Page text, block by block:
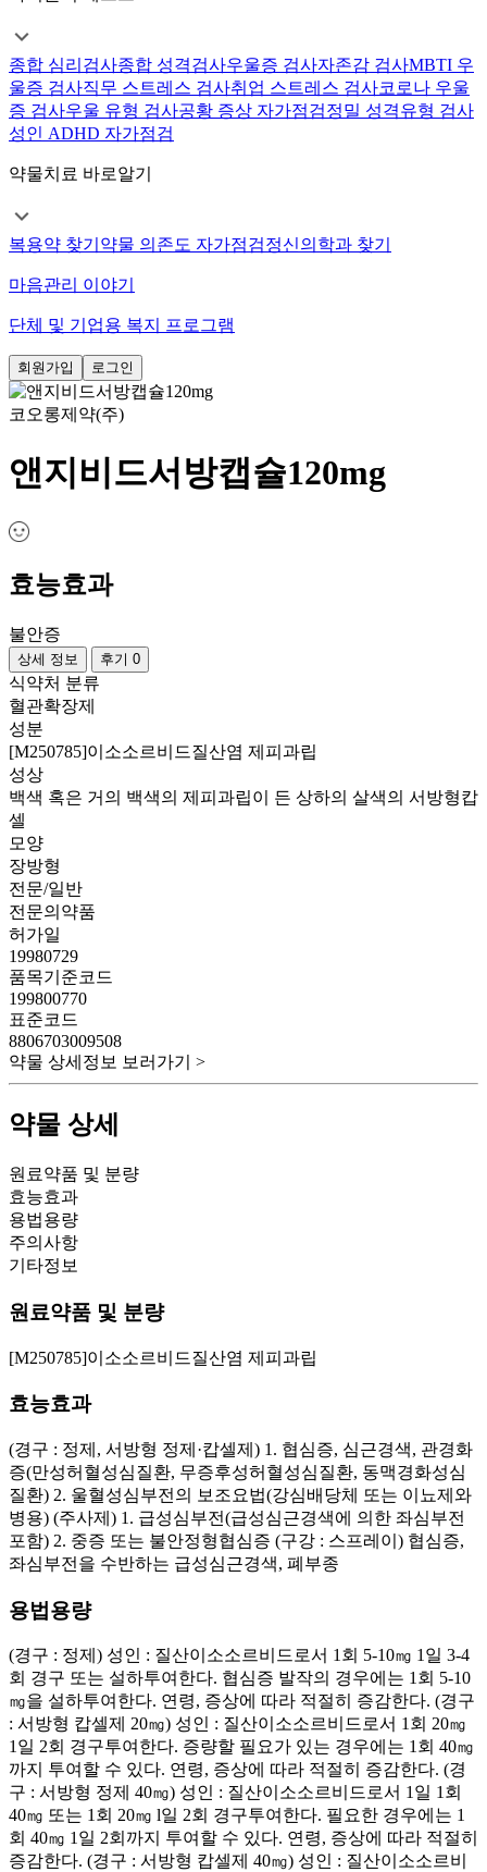
종합 심리검사종합 성격검사우울증 검사자존감 검사MBTI 우
울증 검사직무 스트레스 검사취업 스트레스 검사코로나 우울
증 검사우울 유형 검사공황 증상 자가점검정밀 성격유형 검사
성인 ADHD 자가점검
약물치료 바로알기
복용약 찾기 약물 의존도 자가점검정신의학과 찾기
마음관리 이야기
단체 및 기업용 복지 프로그램
회원가입 로그인
코오롱제약(주)
앤지비드서방캡슐120mg
효능효과
불안증
상세 정보 후기 0
식약처 분류
혈관확장제
성분
[M250785]이소소르비드질산염 제피과립
성상
백색 혹은 거의 백색의 제피과립이 든 상하의 살색의 서방형캅
셀
모양
장방형
전문/일반
전문의약품
허가일
19980729
품목기준코드
199800770
표준코드
8806703009508
약물 상세정보 보러가기 >
약물 상세
원료약품 및 분량
효능효과
용법용량
주의사항
기타정보
원료약품 및 분량
[M250785]이소소르비드질산염 제피과립
효능효과
(경구 : 정제, 서방형 정제·캅셀제) 1. 협심증, 심근경색, 관경화
증(만성허혈성심질환, 무증후성허혈성심질환, 동맥경화성심
질환) 2. 울혈성심부전의 보조요법(강심배당체 또는 이뇨제와
병용) (주사제) 1. 급성심부전(급성심근경색에 의한 좌심부전
포함) 2. 중증 또는 불안정형협심증 (구강 : 스프레이) 협심증,
좌심부전을 수반하는 급성심근경색, 폐부종
용법용량
(경구 : 정제) 성인 : 질산이소소르비드로서 1회 5-10㎎ 1일 3-4
회 경구 또는 설하투여한다. 협심증 발작의 경우에는 1회 5-10
㎎을 설하투여한다. 연령, 증상에 따라 적절히 증감한다. (경구
: 서방형 캅셀제 20㎎) 성인 : 질산이소소르비드로서 1회 20㎎
1일 2회 경구투여한다. 증량할 필요가 있는 경우에는 1회 40㎎
까지 투여할 수 있다. 연령, 증상에 따라 적절히 증감한다. (경
구 : 서방형 정제 40㎎) 성인 : 질산이소소르비드로서 1일 1회
40㎎ 또는 1회 20㎎ l일 2회 경구투여한다. 필요한 경우에는 1
회 40㎎ 1일 2회까지 투여할 수 있다. 연령, 증상에 따라 적절히
증감한다. (경구 : 서방형 캅셀제 40㎎) 성인 : 질산이소소르비